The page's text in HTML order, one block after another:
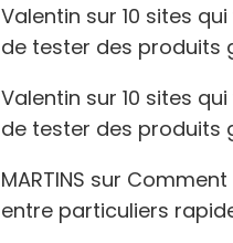
Valentin sur 10 sites
de tester des produits
Valentin sur 10 sites
de tester des produits
MARTINS sur
entre particuliers